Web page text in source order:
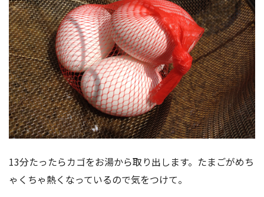
13分たったらカゴをお湯から取り出します。たまごがめち
ゃくちゃ熱くなっているので気をつけて。